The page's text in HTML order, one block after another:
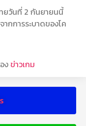
ทยวันที่ 2 กันยายนนี้
กการระบาดของโค
ง ข่าวเกม